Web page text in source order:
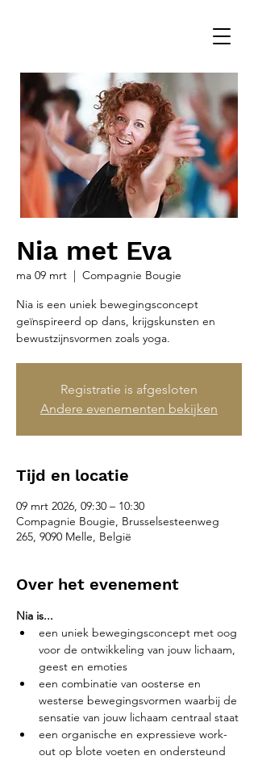
Nia met Eva
ma 09 mrt
  |
Compagnie Bougie
Nia is een uniek bewegingsconcept
geïnspireerd op dans, krijgskunsten en
bewustzijnsvormen zoals yoga.
Registratie is afgesloten
Andere evenementen bekijken
Tijd en locatie
09 mrt 2026, 09:30 – 10:30
Compagnie Bougie, Brusselsesteenweg
265, 9090 Melle, België
Over het evenement
Nia is...
een uniek bewegingsconcept met oog
voor de ontwikkeling van jouw lichaam,
geest en emoties
een combinatie van oosterse en
westerse bewegingsvormen waarbij de
sensatie van jouw lichaam centraal staat
een organische en expressieve work-
out op blote voeten en ondersteund